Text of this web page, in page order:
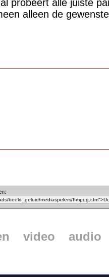
probeert alle juiste
alleen de
video
audio